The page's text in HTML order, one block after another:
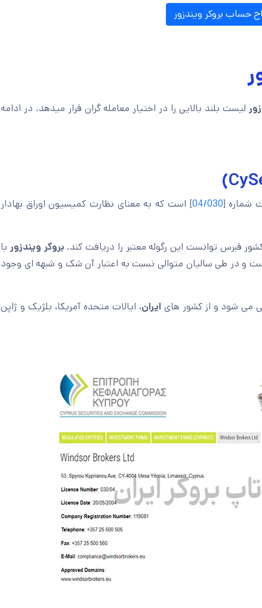
حساب بروکر ویندزور
لیست بلند بالایی را در اختیار معامله گران قرار میدهد. در ادامه
شماره [04/030] است که به معنای نظارت کمیسیون اوراق بهادار
بروکر ویندزور با
و در طی سالیان متوالی نسبت به اعتبار آن شک و شبهه ای وجود
می شود و از کشور های ایران، ایالات متحده آمریکا، بلژیک و ژاپن